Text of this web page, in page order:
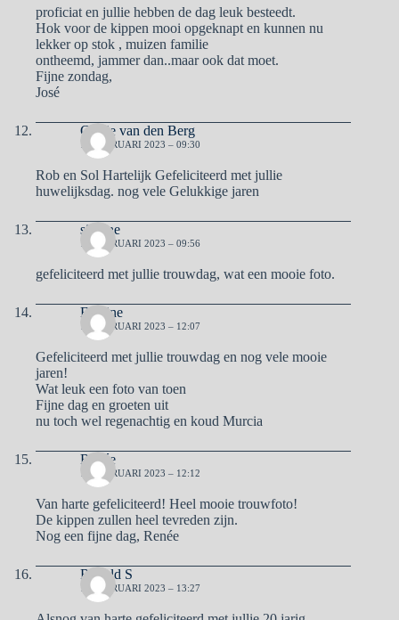
proficiat en jullie hebben de dag leuk besteedt.
Hok voor de kippen mooi opgeknapt en kunnen nu
lekker op stok , muizen familie
ontheemd, jammer dan..maar ook dat moet.
Fijne zondag,
José
Corrie van den Berg
12 FEBRUARI 2023 – 09:30
Rob en Sol Hartelijk Gefeliciteerd met jullie
huwelijksdag. nog vele Gelukkige jaren
simone
12 FEBRUARI 2023 – 09:56
gefeliciteerd met jullie trouwdag, wat een mooie foto.
Eveline
12 FEBRUARI 2023 – 12:07
Gefeliciteerd met jullie trouwdag en nog vele mooie
jaren!
Wat leuk een foto van toen
Fijne dag en groeten uit
nu toch wel regenachtig en koud Murcia
Renée
12 FEBRUARI 2023 – 12:12
Van harte gefeliciteerd! Heel mooie trouwfoto!
De kippen zullen heel tevreden zijn.
Nog een fijne dag, Renée
Ronald S
12 FEBRUARI 2023 – 13:27